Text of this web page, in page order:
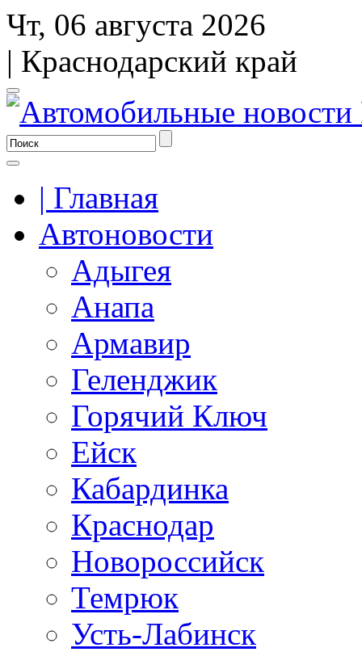
Чт, 06 августа 2026
| Краснодарский край
| Главная
Автоновости
Адыгея
Анапа
Армавир
Геленджик
Горячий Ключ
Ейск
Кабардинка
Краснодар
Новороссийск
Темрюк
Усть-Лабинск